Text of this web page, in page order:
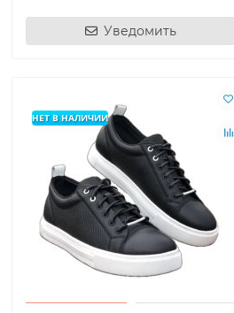
Уведомить
НЕТ В НАЛИЧИИ